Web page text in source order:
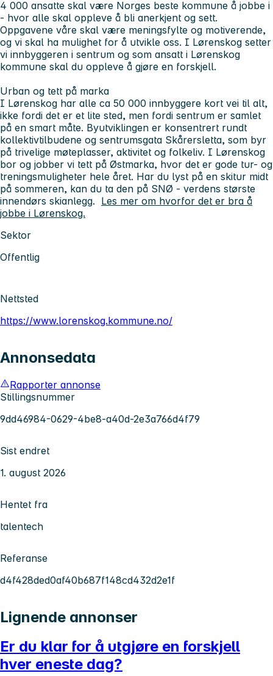
4 000 ansatte skal være Norges beste kommune å jobbe i
- hvor alle skal oppleve å bli anerkjent og sett.
Oppgavene våre skal være meningsfylte og motiverende,
og vi skal ha mulighet for å utvikle oss. I Lørenskog setter
vi innbyggeren i sentrum og som ansatt i Lørenskog
kommune skal du oppleve å gjøre en forskjell.
Urban og tett på marka
I Lørenskog har alle ca 50 000 innbyggere kort vei til alt,
ikke fordi det er et lite sted, men fordi sentrum er samlet
på en smart måte. Byutviklingen er konsentrert rundt
kollektivtilbudene og sentrumsgata Skårersletta, som byr
på trivelige møteplasser, aktivitet og folkeliv. I Lørenskog
bor og jobber vi tett på Østmarka, hvor det er gode tur- og
treningsmuligheter hele året. Har du lyst på en skitur midt
på sommeren, kan du ta den på SNØ - verdens største
innendørs skianlegg. Les mer om hvorfor det er bra å
jobbe i Lørenskog.
Sektor
Offentlig
Nettsted
https://www.lorenskog.kommune.no/
Annonsedata
Rapporter annonse
Stillingsnummer
9dd46984-0629-4be8-a40d-2e3a766d4f79
Sist endret
1. august 2026
Hentet fra
talentech
Referanse
d4f428ded0af40b687f148cd432d2e1f
Lignende annonser
Er du klar for å utgjøre en forskjell
hver eneste dag?